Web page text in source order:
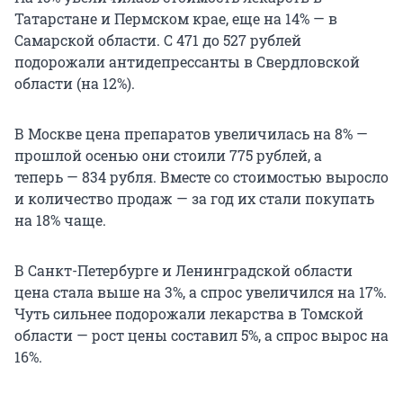
Татарстане и Пермском крае, еще на 14% — в
Самарской области. С 471 до 527 рублей
подорожали антидепрессанты в Свердловской
области (на 12%).
В Москве цена препаратов увеличилась на 8% —
прошлой осенью они стоили 775 рублей, а
теперь — 834 рубля. Вместе со стоимостью выросло
и количество продаж — за год их стали покупать
на 18% чаще.
В Санкт-Петербурге и Ленинградской области
цена стала выше на 3%, а спрос увеличился на 17%.
Чуть сильнее подорожали лекарства в Томской
области — рост цены составил 5%, а спрос вырос на
16%.